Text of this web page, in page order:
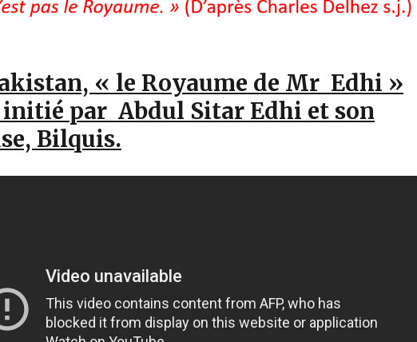
« le Royaume de Mr Edhi »
initié par Abdul Sitar Edhi et son
Bilquis.